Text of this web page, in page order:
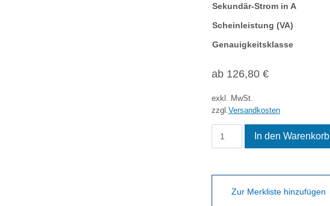
Sekundär-Strom in A
Scheinleistung (VA)
Genauigkeitsklasse
ab 126,80 €
exkl. MwSt.
zzgl.Versandkosten
In den Warenkorb
Zur Merkliste hinzufügen